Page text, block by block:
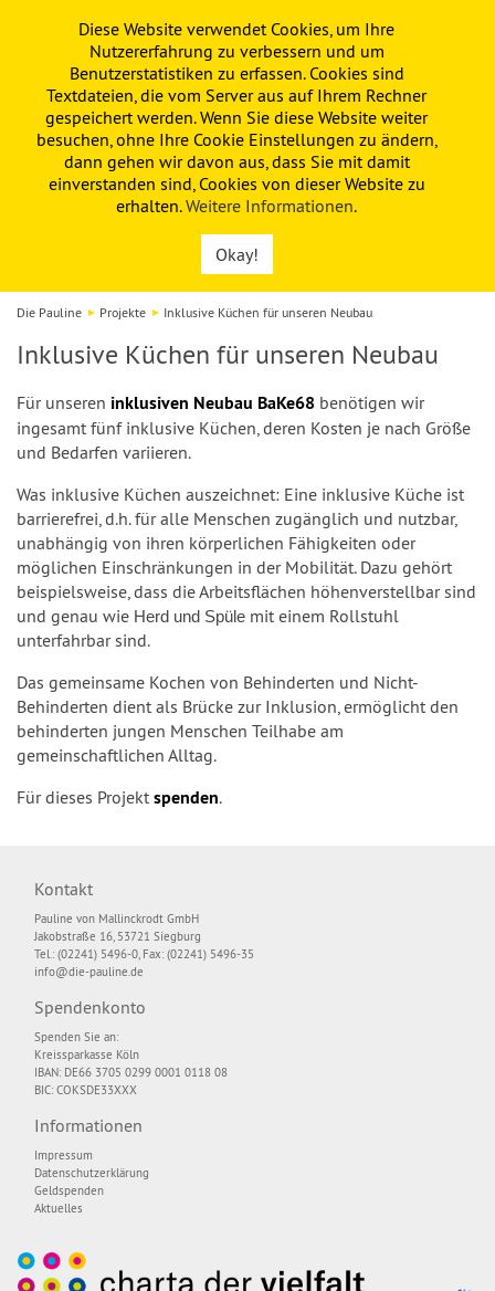
PAULINE KITA FÖRDERVEREIN
Die Pauline Projekte Inklusive Küchen für unseren Neubau
Inklusive Küchen für unseren Neubau
Für unseren inklusiven Neubau BaKe68 benötigen wir
ingesamt fünf inklusive Küchen, deren Kosten je nach Größe
und Bedarfen variieren.
Was inklusive Küchen auszeichnet: Eine inklusive Küche ist
barrierefrei, d.h. für alle Menschen zugänglich und nutzbar,
unabhängig von ihren körperlichen Fähigkeiten oder
möglichen Einschränkungen in der Mobilität. Dazu gehört
beispielsweise, dass die Arbeitsflächen höhenverstellbar sind
und genau wie Herd und Spüle mit einem Rollstuhl
unterfahrbar sind.
Das gemeinsame Kochen von Behinderten und Nicht-
Behinderten dient als Brücke zur Inklusion, ermöglicht den
behinderten jungen Menschen Teilhabe am
gemeinschaftlichen Alltag.
Für dieses Projekt spenden.
Kontakt
Pauline von Mallinckrodt GmbH
Jakobstraße 16, 53721 Siegburg
Tel.: (02241) 5496-0, Fax: (02241) 5496-35
info@die-pauline.de
Spendenkonto
Spenden Sie an:
Kreissparkasse Köln
IBAN: DE66 3705 0299 0001 0118 08
BIC: COKSDE33XXX
Informationen
Impressum
Datenschutzerklärung
Geldspenden
Aktuelles
Diese Website verwendet Cookies, um Ihre
Nutzererfahrung zu verbessern und um
Benutzerstatistiken zu erfassen. Cookies sind
Textdateien, die vom Server aus auf Ihrem Rechner
gespeichert werden. Wenn Sie diese Website weiter
besuchen, ohne Ihre Cookie Einstellungen zu ändern,
dann gehen wir davon aus, dass Sie mit damit
einverstanden sind, Cookies von dieser Website zu
erhalten.Weitere Informationen.
Okay!